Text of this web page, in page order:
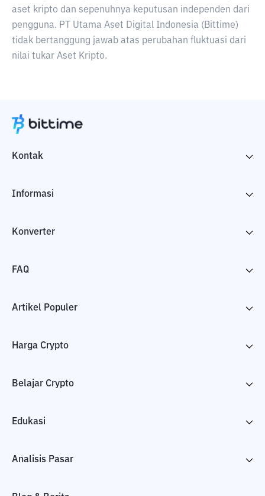
aset kripto dan sepenuhnya keputusan independen dari
pengguna. PT Utama Aset Digital Indonesia (Bittime)
tidak bertanggung jawab atas perubahan fluktuasi dari
nilai tukar Aset Kripto.
Kontak
Informasi
Konverter
FAQ
Artikel Populer
Harga Crypto
Belajar Crypto
Edukasi
Analisis Pasar